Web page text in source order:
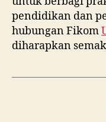
pendidikan dan
hubungan Fikom
diharapkan